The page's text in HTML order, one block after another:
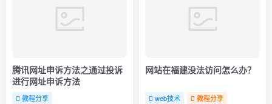
腾讯网址申诉方法之通过投诉
进行网址申诉方法
教程分享
网站在福建没法访问怎么办？
web技术 教程分享